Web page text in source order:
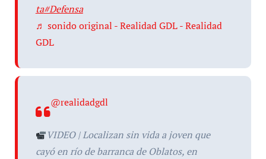
ta#Defensa
♬ sonido original - Realidad GDL - Realidad
GDL
@realidadgdl
VIDEO | Localizan sin vida a joven que
cayó en río de barranca de Oblatos, en